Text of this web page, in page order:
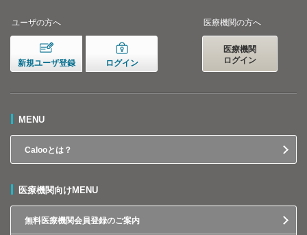
ユーザの方へ
新規ユーザ登録 ログイン
医療機関の方へ
医療機関
ログイン
MENU
Calooとは？
医療機関向けMENU
無料医療機関会員登録のご案内